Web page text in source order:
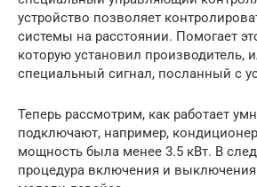
устройство позволяет
системы на расстоянии. Помогает
которую установил производитель,
специальный сигнал, посланный с
Теперь рассмотрим, как работает
подключают, например,
мощность была менее 3.5 кВт. В
процедура включения и